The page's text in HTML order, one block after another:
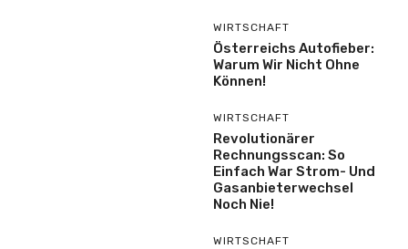
WIRTSCHAFT
Österreichs Autofieber:
Warum Wir Nicht Ohne
Können!
WIRTSCHAFT
Revolutionärer
Rechnungsscan: So
Einfach War Strom- Und
Gasanbieterwechsel
Noch Nie!
WIRTSCHAFT